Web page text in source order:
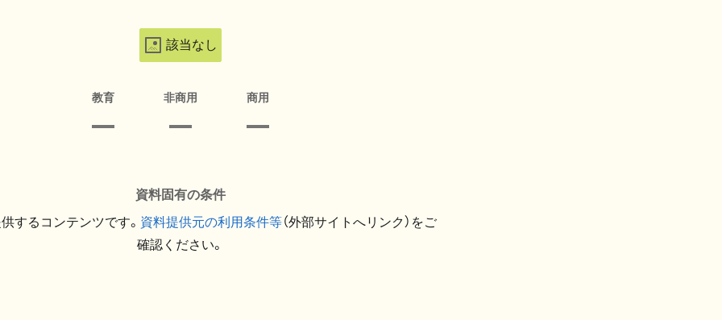
該当なし
教育 非商用 商用
資料固有の条件
するコンテンツです。 資料提供元の利用条件等（外部サイトへリンク）をご
確認ください。